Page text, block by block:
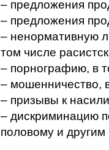
– предложения
– предложения
– ненормативную
том числе
– порнографию, в
– мошенничество,
– призывы к
– дискриминацию
половому и другим